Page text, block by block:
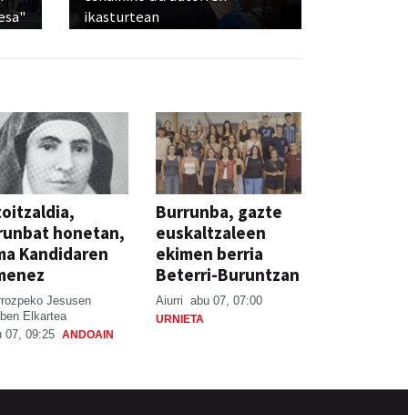
ikasturtean
honetan,
Kandidaren
Jesusen
Elkartea
07, 09:25 ANDOAIN
Burrunba, gazte
euskaltzaleen
ekimen berria
Beterri-Buruntzan
Aiurri abu 07, 07:00
URNIETA